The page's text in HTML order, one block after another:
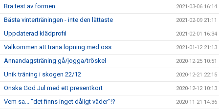
Bra test av formen 2021-03-06 16:14
Bästa vinterträningen - inte den lättaste 2021-02-09 21:11
Uppdaterad klädprofil 2021-02-01 16:34
Välkommen att träna löpning med oss 2021-01-12 21:13
Annandagsträning gå/jogga/tröskel 2020-12-25 10:51
Unik träning i skogen 22/12 2020-12-21 22:15
Önska God Jul med ett presentkort 2020-12-12 10:13
Vem sa... ”det finns inget dåligt väder”!? 2020-11-21 14:36